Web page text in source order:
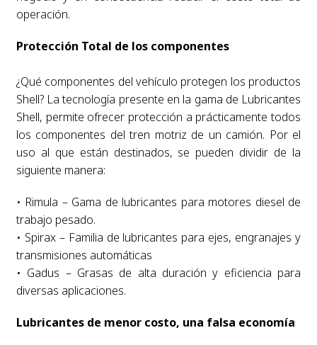
operación.
Protección Total de los componentes
¿Qué componentes del vehículo protegen los productos
Shell? La tecnología presente en la gama de Lubricantes
Shell, permite ofrecer protección a prácticamente todos
los componentes del tren motriz de un camión. Por el
uso al que están destinados, se pueden dividir de la
siguiente manera:
• Rimula – Gama de lubricantes para motores diesel de
trabajo pesado.
• Spirax – Familia de lubricantes para ejes, engranajes y
transmisiones automáticas
• Gadus – Grasas de alta duración y eficiencia para
diversas aplicaciones.
Lubricantes de menor costo, una falsa economía